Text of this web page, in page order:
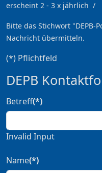
erscheint 2 - 3 x jährlich /
Bitte das Stichwort "DEPB-
Nachricht übermitteln.
(*) Pflichtfeld
DEPB
Betreff(*)
Invalid Input
Name(*)